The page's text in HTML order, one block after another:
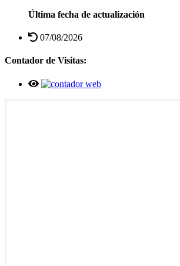
Última fecha de actualización
07/08/2026
Contador de Visitas: